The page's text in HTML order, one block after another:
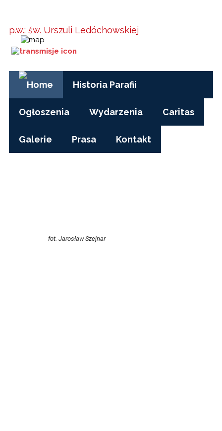
p.w.: św. Urszuli Ledóchowskiej
Historia Parafii
Ogłoszenia Wydarzenia Caritas
Galerie Prasa Kontakt
fot. Jarosław Szejnar